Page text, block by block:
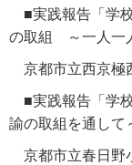
■実践報告「学
の取組 ～一人一
京都市立西京
■実践報告「学
諭の取組を通して
京都市立春日